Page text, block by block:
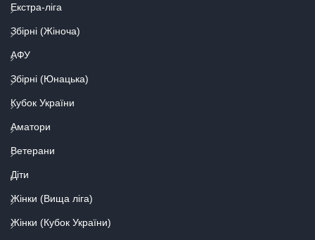
Екстра-ліга
Збірні (Жіноча)
АФУ
Збірні (Юнацька)
Кубок України
Аматори
Ветерани
Діти
Жінки (Вища ліга)
Жінки (Кубок України)